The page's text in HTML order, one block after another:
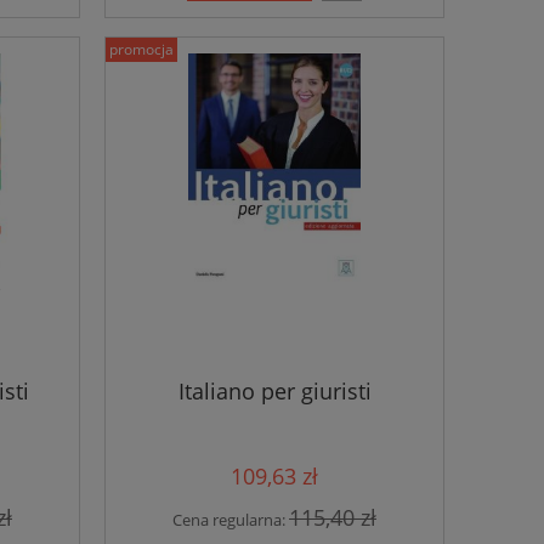
Italiano per giuristi
109,63 zł
Cena regularna:115,40 zł
promocja